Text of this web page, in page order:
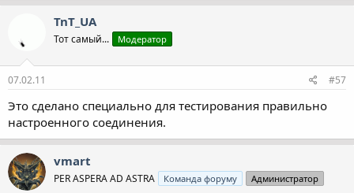
TnT_UA
Тот самый... Модератор
07.02.11 #57
Это сделано специально для тестирования правильно
настроенного соединения.
vmart
PER ASPERA AD ASTRA Команда форуму Администратор